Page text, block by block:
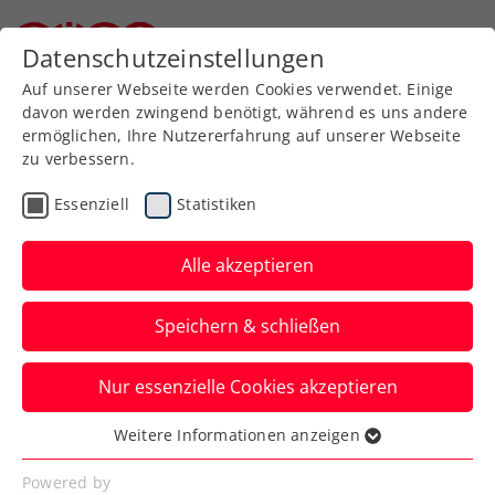
Zurück zur Newsübersicht
Turniere
Erste Bank Open: Montag
ist Steirer-Tag – Ofner
und Misolic starten
Hauptbewerb
Letzterer meistert beim ATP-500-Turnier
in Wien am Sonntag bravourös auch die
zweite Qualifikationsrunde.
Datenschutzeinstellungen
Auf unserer Webseite werden Cookies verwendet. Einige
davon werden zwingend benötigt, während es uns andere
ermöglichen, Ihre Nutzererfahrung auf unserer Webseite
zu verbessern.
Essenziell Statistiken
Alle akzeptieren
Speichern & schließen
Nur essenzielle Cookies akzeptieren
Essenziell
Essenzielle Cookies werden für grundlegende
Weitere Informationen anzeigen
Powered by